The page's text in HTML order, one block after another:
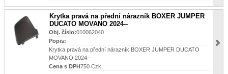
Krytka pravá na přední nárazník BOXER JUMPER
DUCATO MOVANO 2024--
Obj. číslo:010062040
Popis:
Krytka pravá na přední nárazník BOXER JUMPER DUCATO
MOVANO 2024--
Cena s DPH750 Czk